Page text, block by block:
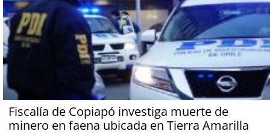
Fiscalía de Copiapó investiga muerte de
minero en faena ubicada en Tierra Amarilla